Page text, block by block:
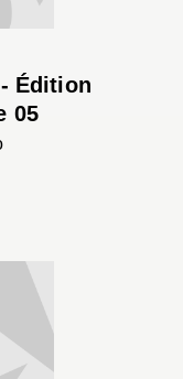
Édition
05